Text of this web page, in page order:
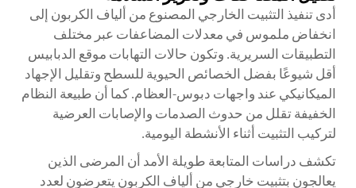
أدى تنفيذ التثبيت الخارجي المصنوع من ألياف الكربون إلى
انخفاض ملموس في معدلات المضاعفات عبر مختلف
التطبيقات السريرية. وتكون حالات التهابات موقع الدبابيس
أقل شيوعًا بفضل الخصائص الحيوية للسطح وتقليل الإجهاد
الميكانيكي عند واجهات دبوس-العظام. كما أن طبيعة النظام
الخفيفة تقلل من حدوث الصدمات والإصابات العرضية
لتركيب التثبيت أثناء الأنشطة اليومية.
تكشف دراسات المتابعة طويلة الأمد أن المرضى الذين
يعالجون بتثبيت خارجي من ألياف الكربون يتعرضون لعدد